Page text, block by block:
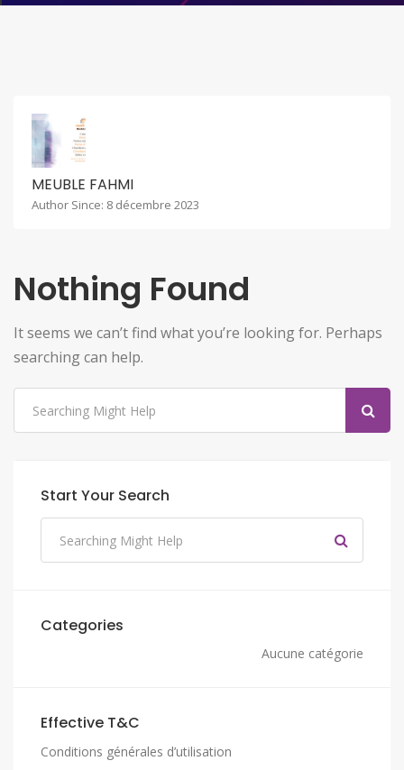
MEUBLE FAHMI
Author Since: 8 décembre 2023
Nothing Found
It seems we can’t find what you’re looking for. Perhaps
searching can help.
Start Your Search
Categories
Aucune catégorie
Effective T&C
Conditions générales d’utilisation